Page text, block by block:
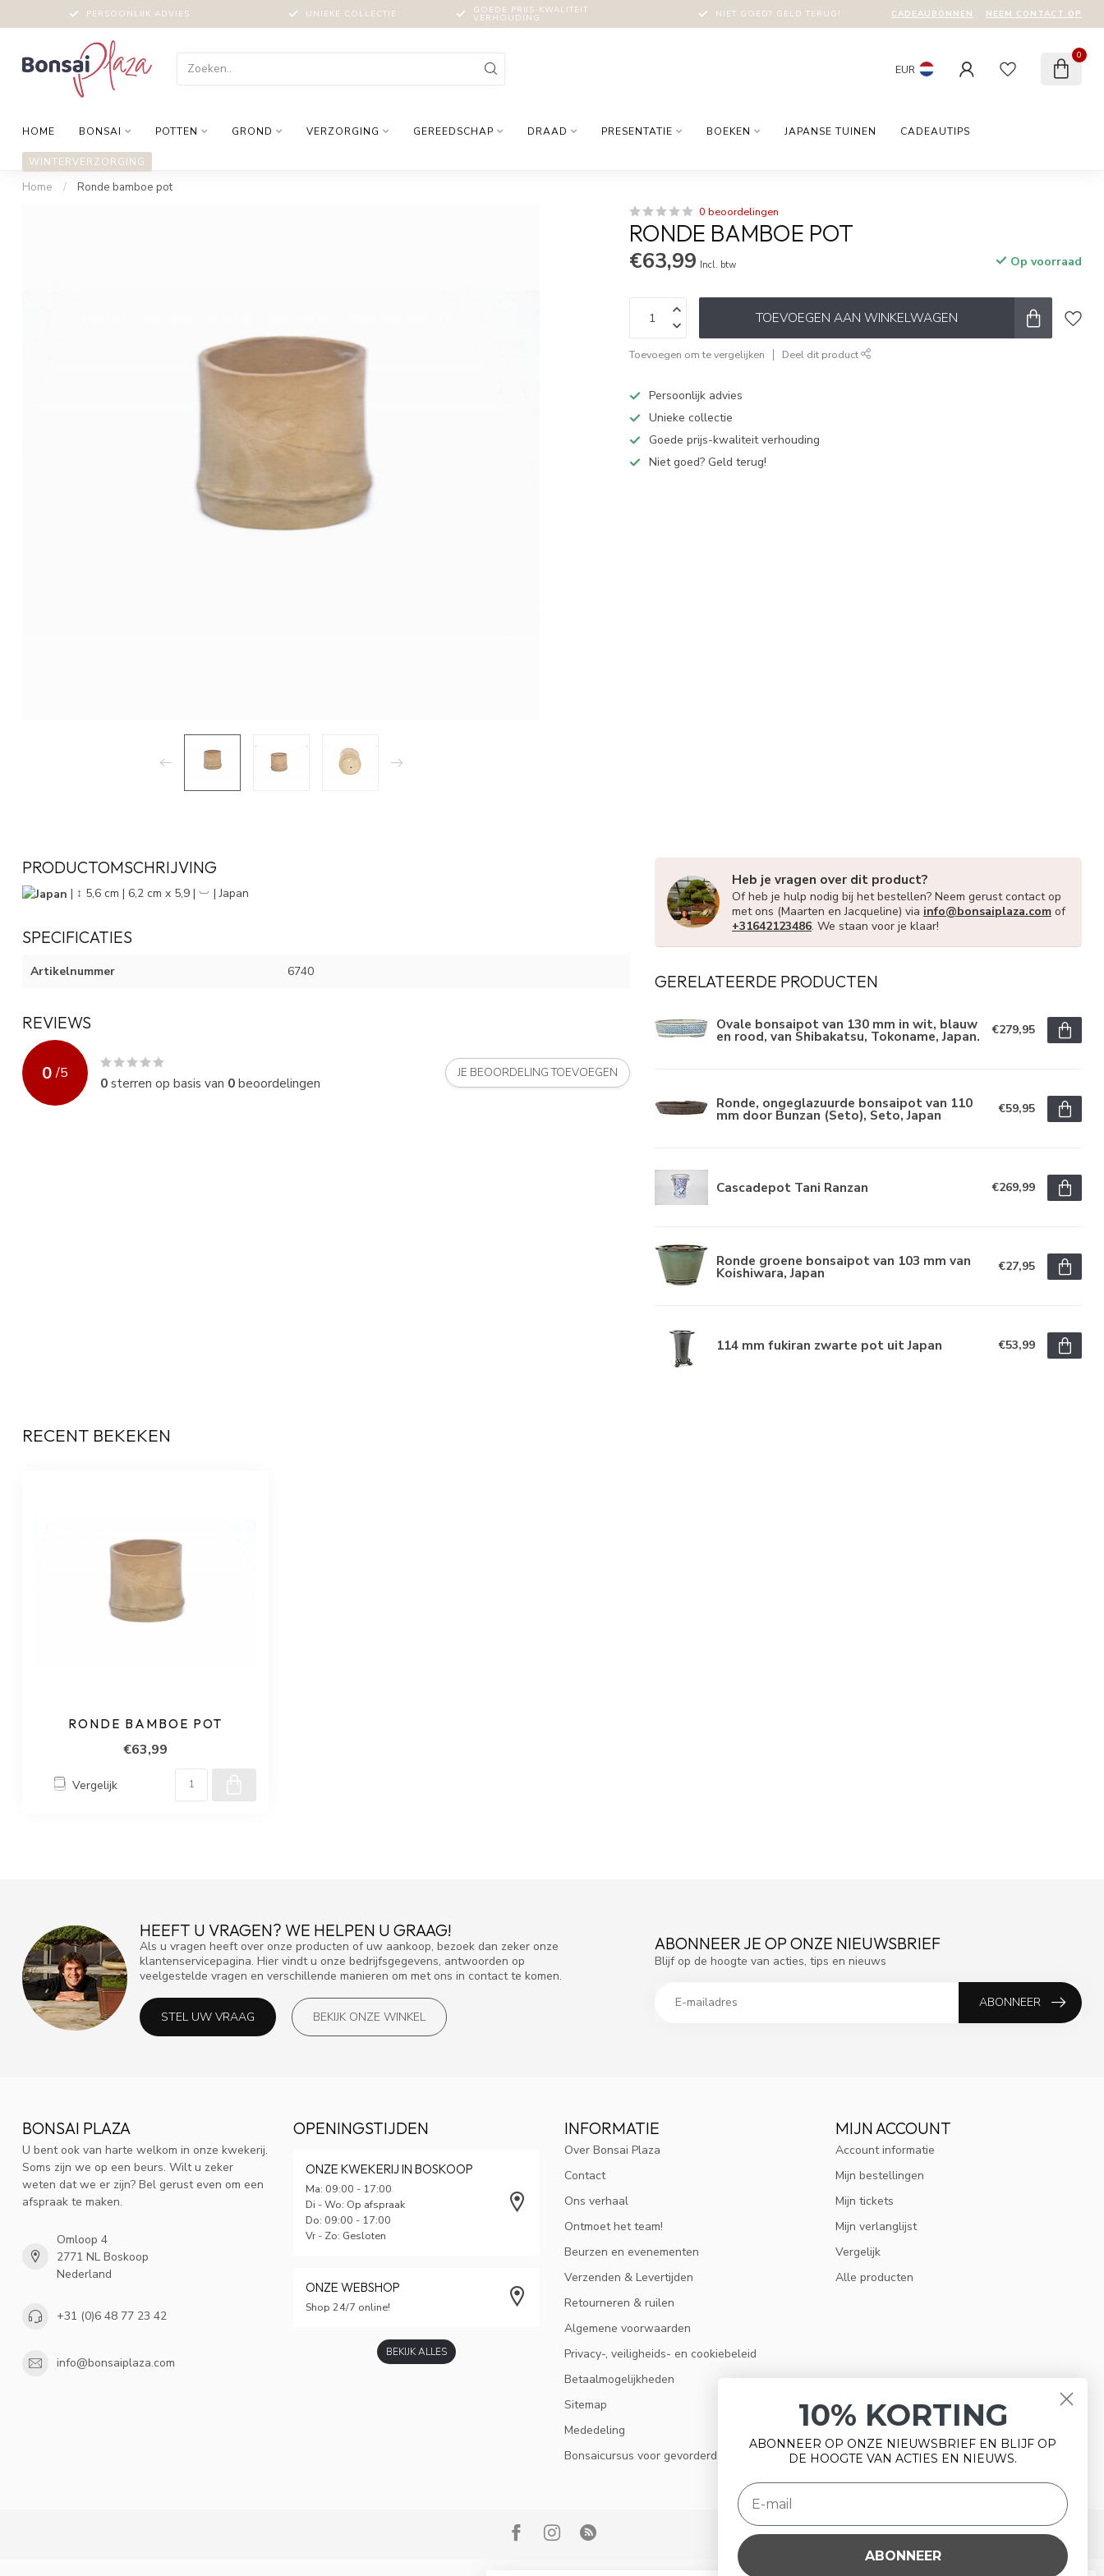
PERSOONLIJK ADVIES UNIEKE COLLECTIE GOEDE PRIJS-KWALITEIT
VERHOUDING NIET GOED? GELD TERUG! CADEAUBONNEN NEEM CONTACT OP
EUR
0
HOME BONSAI POTTEN GROND VERZORGING GEREEDSCHAP DRAAD PRESENTATIE BOEKEN JAPANSE TUINEN CADEAUTIPS
WINTERVERZORGING
Home / Ronde bamboe pot
0 beoordelingen
RONDE BAMBOE POT
€63,99 Incl. btw Op voorraad
TOEVOEGEN AAN WINKELWAGEN
Toevoegen om te vergelijken Deel dit product
Persoonlijk advies
Unieke collectie
Goede prijs-kwaliteit verhouding
Niet goed? Geld terug!
PRODUCTOMSCHRIJVING
| ↕ 5,6 cm | 6,2 cm x 5,9 | ︺ | Japan
SPECIFICATIES
Artikelnummer 6740
REVIEWS
0 /5
0sterren op basis van 0beoordelingen
JE BEOORDELING TOEVOEGEN
Heb je vragen over dit product?
Of heb je hulp nodig bij het bestellen? Neem gerust contact op
met ons (Maarten en Jacqueline) via info@bonsaiplaza.com of
+31642123486. We staan voor je klaar!
GERELATEERDE PRODUCTEN
Ovale bonsaipot van 130 mm in wit, blauw
en rood, van Shibakatsu, Tokoname, Japan. €279,95
Ronde, ongeglazuurde bonsaipot van 110
mm door Bunzan (Seto), Seto, Japan €59,95
Cascadepot Tani Ranzan €269,99
Ronde groene bonsaipot van 103 mm van
Koishiwara, Japan €27,95
114 mm fukiran zwarte pot uit Japan €53,99
RECENT BEKEKEN
RONDE BAMBOE POT
€63,99
Vergelijk
HEEFT U VRAGEN? WE HELPEN U GRAAG!
Als u vragen heeft over onze producten of uw aankoop, bezoek dan zeker onze
klantenservicepagina. Hier vindt u onze bedrijfsgegevens, antwoorden op
veelgestelde vragen en verschillende manieren om met ons in contact te komen.
STEL UW VRAAG BEKIJK ONZE WINKEL
ABONNEER JE OP ONZE NIEUWSBRIEF
Blijf op de hoogte van acties, tips en nieuws
ABONNEER
BONSAI PLAZA
U bent ook van harte welkom in onze kwekerij.
Soms zijn we op een beurs. Wilt u zeker
weten dat we er zijn? Bel gerust even om een
afspraak te maken.
Omloop 4
2771 NL Boskoop
Nederland
+31 (0)6 48 77 23 42
info@bonsaiplaza.com
OPENINGSTIJDEN
ONZE KWEKERIJ IN BOSKOOP
Ma: 09:00 - 17:00
Di - Wo: Op afspraak
Do: 09:00 - 17:00
Vr - Zo: Gesloten
ONZE WEBSHOP
Shop 24/7 online!
BEKIJK ALLES
INFORMATIE
Over Bonsai Plaza
Contact
Ons verhaal
Ontmoet het team!
Beurzen en evenementen
Verzenden & Levertijden
Retourneren & ruilen
Algemene voorwaarden
Privacy-, veiligheids- en cookiebeleid
Betaalmogelijkheden
Sitemap
Mededeling
Bonsaicursus voor gevorderden
MIJN ACCOUNT
Account informatie
Mijn bestellingen
Mijn tickets
Mijn verlanglijst
Vergelijk
Alle producten
10% KORTING
ABONNEER OP ONZE NIEUWSBRIEF EN BLIJF OP
DE HOOGTE VAN ACTIES EN NIEUWS.
ABONNEER